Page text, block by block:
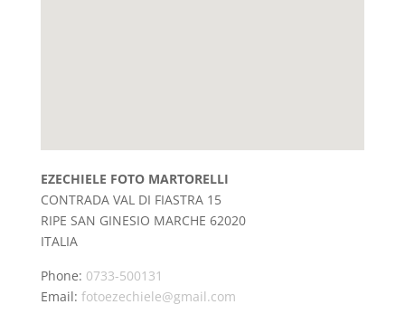
EZECHIELE FOTO MARTORELLI
CONTRADA VAL DI FIASTRA 15
RIPE SAN GINESIO MARCHE 62020
ITALIA
Phone: 0733-500131
Email: fotoezechiele@gmail.com